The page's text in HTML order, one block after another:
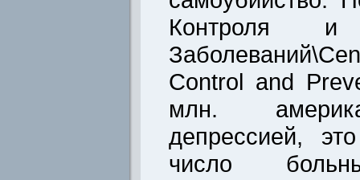
Контроля и
Control and
млн.
депрессией,
число